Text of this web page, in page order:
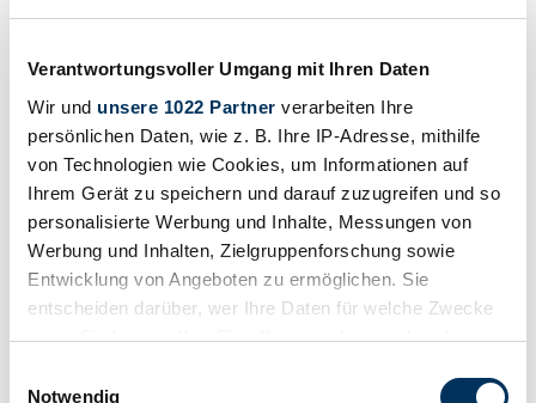
Verantwortungsvoller Umgang mit Ihren Daten
Wir und unsere 1022 Partner verarbeiten Ihre
persönlichen Daten, wie z. B. Ihre IP-Adresse, mithilfe
von Technologien wie Cookies, um Informationen auf
Ihrem Gerät zu speichern und darauf zuzugreifen und so
personalisierte Werbung und Inhalte, Messungen von
Werbung und Inhalten, Zielgruppenforschung sowie
Entwicklung von Angeboten zu ermöglichen. Sie
entscheiden darüber, wer Ihre Daten für welche Zwecke
nutzt. Sie können Ihre Einwilligung jederzeit über die
Trigger Symbol ändern oder widerrufen
Notwendig